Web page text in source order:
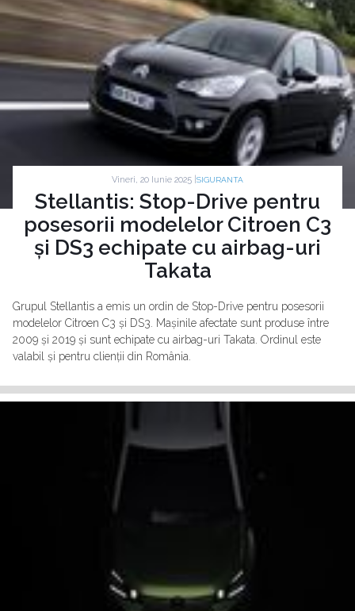
Vineri, 20 Iunie 2025 | SIGURANTA
Stellantis: Stop-Drive pentru
posesorii modelelor Citroen C3
și DS3 echipate cu airbag-uri
Takata
Grupul Stellantis a emis un ordin de Stop-Drive pentru posesorii
modelelor Citroen C3 și DS3. Mașinile afectate sunt produse între
2009 și 2019 și sunt echipate cu airbag-uri Takata. Ordinul este
valabil și pentru clienții din România.